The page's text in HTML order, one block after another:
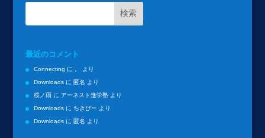
最近のコメント
Connecting に
より
Downloadsに 匿名 より
桜ノ雨に アーネスト進学塾より
Downloadsに ちきぴー より
Downloadsに 匿名 より